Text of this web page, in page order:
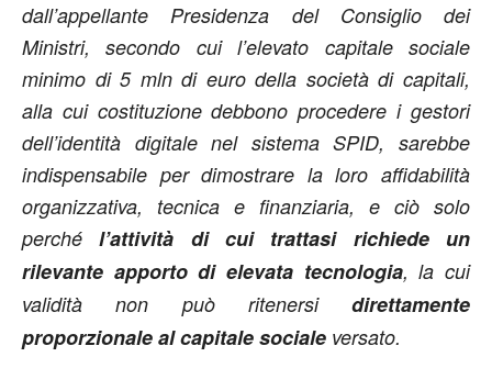
dall’appellante Presidenza del Consiglio dei
Ministri, secondo cui l’elevato capitale sociale
minimo di 5 mln di euro della società di capitali,
alla cui costituzione debbono procedere i gestori
dell’identità digitale nel sistema SPID, sarebbe
indispensabile per dimostrare la loro affidabilità
organizzativa, tecnica e finanziaria, e ciò solo
perchél’attività di cui trattasi richiede un
rilevante apporto di elevata tecnologia, la cui
validità non può ritenersi direttamente
proporzionale al capitale sociale versato.